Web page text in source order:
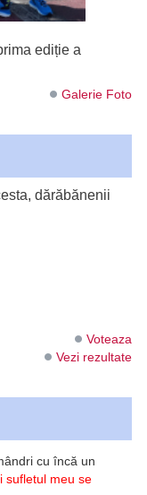
ediție a
Galerie Foto
dărăbănenii
Voteaza
Vezi rezultate
cu încă un
sufletul meu se